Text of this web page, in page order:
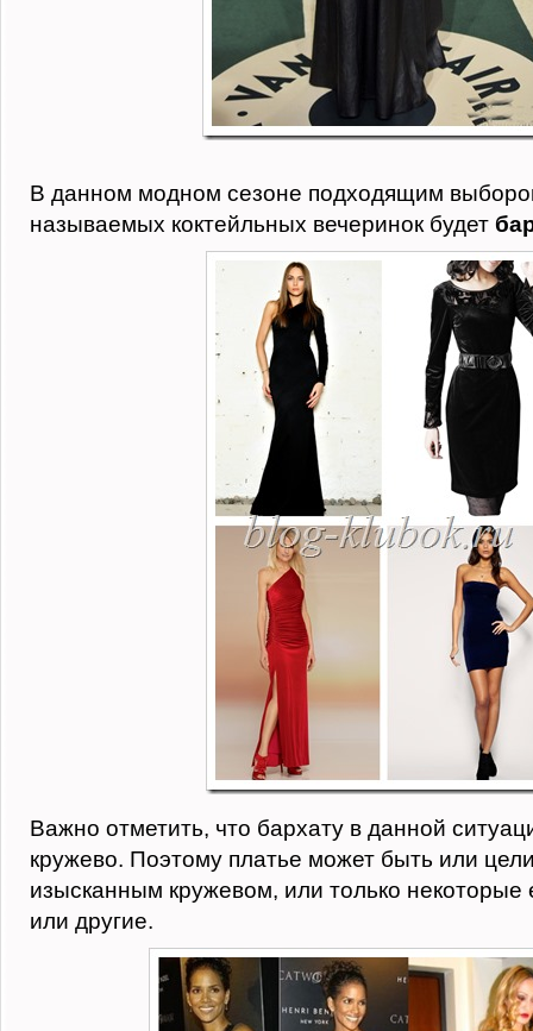
В данном модном сезоне подходящим
называемых коктейльных вечеринок будет
Важно отметить, что бархату в данной
кружево. Поэтому платье может быть или
изысканным кружевом, или только некоторые
или другие.